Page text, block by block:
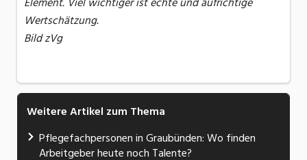
Wertschätzung.
Bild zVg
Weitere Artikel zum Thema
Pflegefachpersonen in Graubünden: Wo finden
Arbeitgeber heute noch Talente?